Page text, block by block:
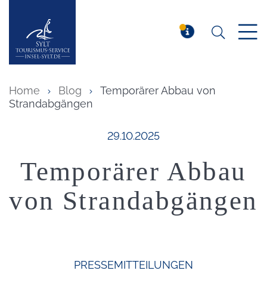
Insel Sylt Suchen
Home Blog
Temporärer Abbau von
Strandabgängen
Veröffentlicht am:
29.10.2025
Temporärer Abbau
von Strandabgängen
PRESSEMITTEILUNGEN